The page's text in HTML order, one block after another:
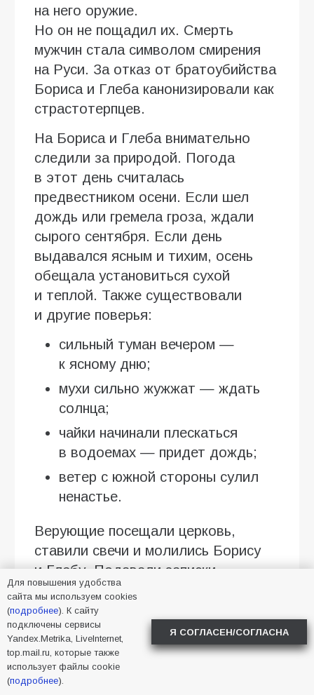
на него оружие.
Но он не пощадил их. Смерть
мужчин стала символом смирения
на Руси. За отказ от братоубийства
Бориса и Глеба канонизировали как
страстотерпцев.
На Бориса и Глеба внимательно
следили за природой. Погода
в этот день считалась
предвестником осени. Если шел
дождь или гремела гроза, ждали
сырого сентября. Если день
выдавался ясным и тихим, осень
обещала установиться сухой
и теплой. Также существовали
и другие поверья:
сильный туман вечером —
к ясному дню;
мухи сильно жужжат — ждать
солнца;
чайки начинали плескаться
в водоемах — придет дождь;
ветер с южной стороны сулил
ненастье.
Верующие посещали церковь,
ставили свечи и молились Борису
и Глебу. Подавали записки
о здравии братьев, сестер,
родителей — тех, с кем хотели бы
сохранить добрые отношения. День
хорошо подходил для очищения
от обид и злых мыслей. В народе
считали, что Борис и Глеб
Для повышения удобства
сайта мы используем cookies
(подробнее). К сайту
подключены сервисы
Yandex.Metrika, LiveInternet,
top.mail.ru, которые также
использует файлы cookie
(подробнее).
Я СОГЛАСЕН/СОГЛАСНА